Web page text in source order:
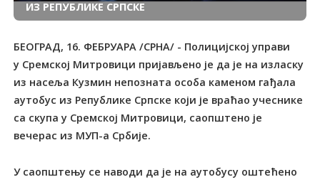
ИЗ РЕПУБЛИКЕ СРПСКЕ
БЕОГРАД, 16. ФЕБРУАРА /СРНА/ - Полицијској управи
у Сремској Митровици пријављено је да је на изласку
из насеља Кузмин непозната особа каменом гађала
аутобус из Републике Српске који је враћао учеснике
са скупа у Сремској Митровици, саопштено је
вечерас из МУП-а Србије.
У саопштењу се наводи да је на аутобусу оштећено